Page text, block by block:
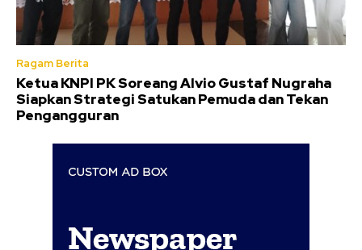
Ragam Berita
Ketua KNPI PK Soreang Alvio Gustaf Nugraha
Siapkan Strategi Satukan Pemuda dan Tekan
Pengangguran